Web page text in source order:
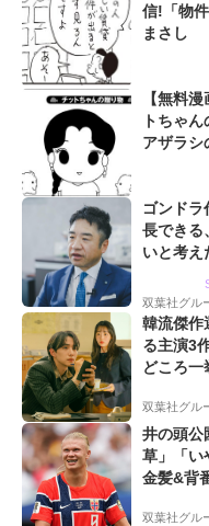
信!「物
まさし
【無料
トちゃ
アザラシ
ゴンドラ
長できる
いと考え
双葉社グル
韓流傑作
る主演3
どころ一
双葉社グル
井の頭公
草」「い
金髪&背
ー”映像
双葉社グル